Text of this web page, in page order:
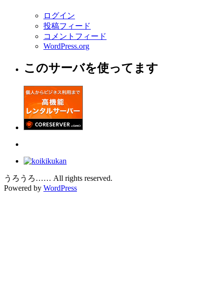
ログイン
投稿フィード
コメントフィード
WordPress.org
このサーバを使ってます
うろうろ…… All rights reserved.
Powered by WordPress